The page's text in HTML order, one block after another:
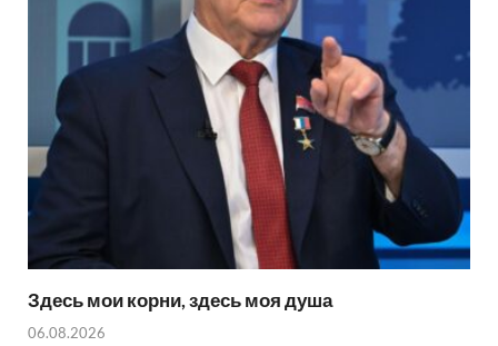
Здесь мои корни, здесь моя душа
06.08.2026